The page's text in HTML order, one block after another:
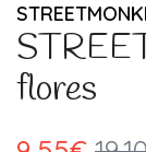
flores